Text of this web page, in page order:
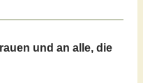
und an alle, die